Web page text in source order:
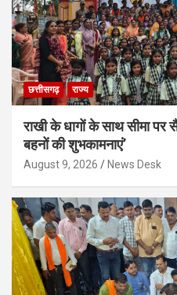
छत्तीसगढ़ राज्य
राखी के धागों के साथ सीमा पर
बहनों की शुभकामनाएं’
August 9, 2026 News Desk